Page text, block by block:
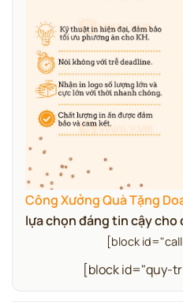
Công Xưởng Quà Tặng
lựa chọn đáng tin cậy cho
[block
[block id="quy-